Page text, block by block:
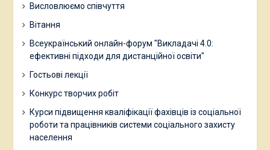
Висловлюємо співчуття
Вітання
Всеукраїнський онлайн-форум "Викладачі 4.0:
ефективні підходи для дистанційної освіти"
Гостьові лекції
Конкурс творчих робіт
Курси підвищення кваліфікації фахівців із соціальної
роботи та працівників системи соціального захисту
населення